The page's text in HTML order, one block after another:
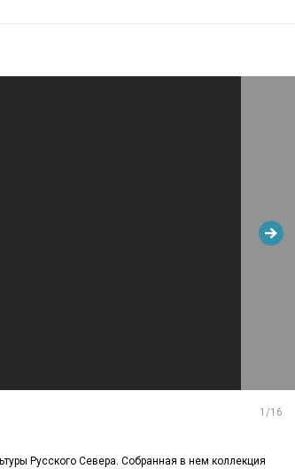
1 /16
Русского Севера. Собранная в нем коллекция